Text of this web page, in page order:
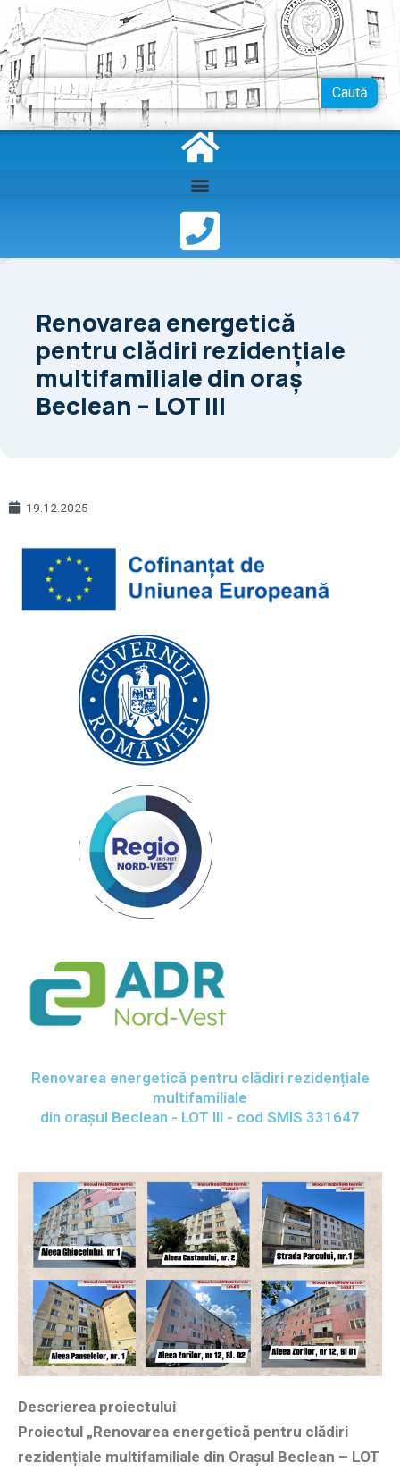
Skip
content
Search
Caută
Renovarea energetică
pentru clădiri rezidențiale
multifamiliale din oraş
Beclean – LOT III
19.12.2025
Renovarea energetică pentru clădiri rezidențiale
multifamiliale
din oraşul Beclean - LOT III - cod SMIS 331647
Descrierea proiectului
Proiectul „Renovarea energetică pentru clădiri
rezidențiale multifamiliale din Orașul Beclean – LOT